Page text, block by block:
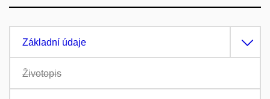
Základní údaje
Životopis